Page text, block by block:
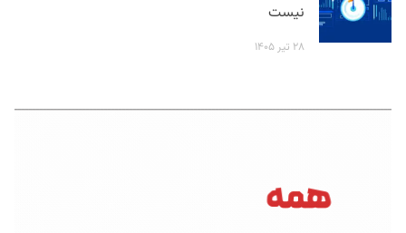
نیست
۲۸ تیر ۱۴۰۵